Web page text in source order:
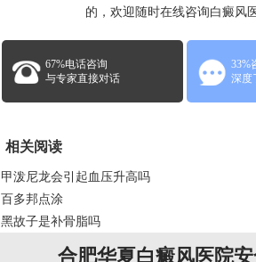
的，欢迎随时在线咨询白癜风
67%电话咨询
与专家直接对话
33%
深度
相关阅读
甲泼尼龙会引起血压升高吗
百多邦点涂
黑故子是补骨脂吗
合肥华夏白癜风医院